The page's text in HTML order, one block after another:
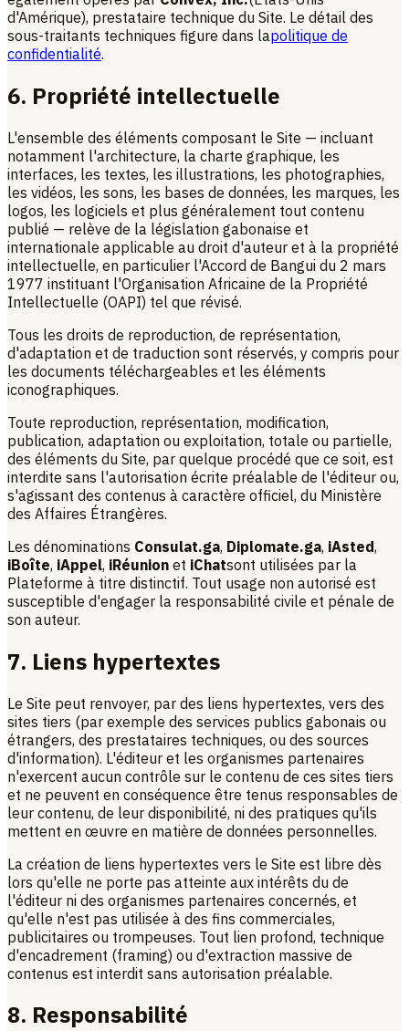
d'Amérique), prestataire technique du Site. Le détail des
sous-traitants techniques figure dans lapolitique de
confidentialité.
6. Propriété intellectuelle
L'ensemble des éléments composant le Site — incluant
notamment l'architecture, la charte graphique, les
interfaces, les textes, les illustrations, les photographies,
les vidéos, les sons, les bases de données, les marques, les
logos, les logiciels et plus généralement tout contenu
publié — relève de la législation gabonaise et
internationale applicable au droit d'auteur et à la propriété
intellectuelle, en particulier l'Accord de Bangui du 2 mars
1977 instituant l'Organisation Africaine de la Propriété
Intellectuelle (OAPI) tel que révisé.
Tous les droits de reproduction, de représentation,
d'adaptation et de traduction sont réservés, y compris pour
les documents téléchargeables et les éléments
iconographiques.
Toute reproduction, représentation, modification,
publication, adaptation ou exploitation, totale ou partielle,
des éléments du Site, par quelque procédé que ce soit, est
interdite sans l'autorisation écrite préalable de l'éditeur ou,
s'agissant des contenus à caractère officiel, du Ministère
des Affaires Étrangères.
Les dénominations Consulat.ga, Diplomate.ga, iAsted,
iBoîte, iAppel, iRéunion et iChatsont utilisées par la
Plateforme à titre distinctif. Tout usage non autorisé est
susceptible d'engager la responsabilité civile et pénale de
son auteur.
7. Liens hypertextes
Le Site peut renvoyer, par des liens hypertextes, vers des
sites tiers (par exemple des services publics gabonais ou
étrangers, des prestataires techniques, ou des sources
d'information). L'éditeur et les organismes partenaires
n'exercent aucun contrôle sur le contenu de ces sites tiers
et ne peuvent en conséquence être tenus responsables de
leur contenu, de leur disponibilité, ni des pratiques qu'ils
mettent en œuvre en matière de données personnelles.
La création de liens hypertextes vers le Site est libre dès
lors qu'elle ne porte pas atteinte aux intérêts du de
l'éditeur ni des organismes partenaires concernés, et
qu'elle n'est pas utilisée à des fins commerciales,
publicitaires ou trompeuses. Tout lien profond, technique
d'encadrement (framing) ou d'extraction massive de
contenus est interdit sans autorisation préalable.
8. Responsabilité